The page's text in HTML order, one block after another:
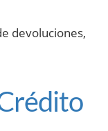
devoluciones,